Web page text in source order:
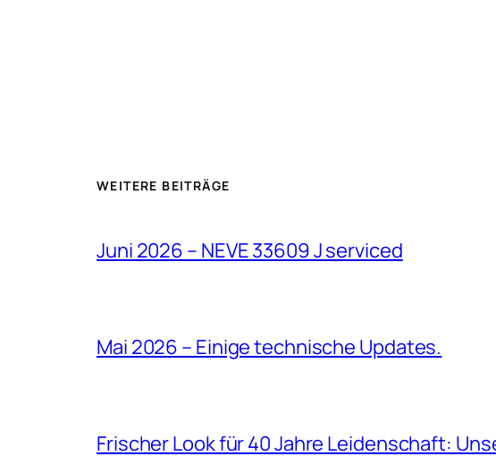
WEITERE BEITRÄGE
Juni 2026 – NEVE 33609 J serviced
Mai 2026 – Einige technische Updates.
Frischer Look für 40 Jahre Leidenschaft: